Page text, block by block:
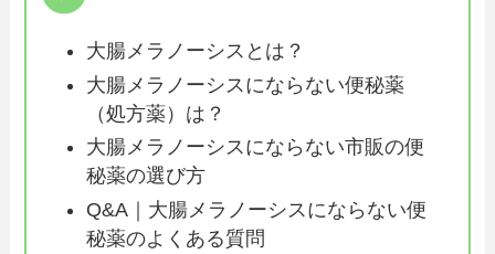
大腸メラノーシスとは？
大腸メラノーシスにならない便秘薬
（処方薬）は？
大腸メラノーシスにならない市販の便
秘薬の選び方
Q&A｜大腸メラノーシスにならない便
秘薬のよくある質問